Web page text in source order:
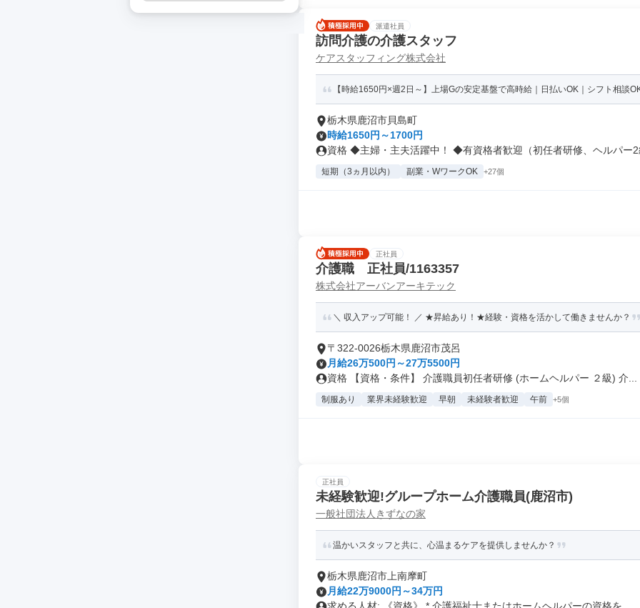
派遣社員
訪問介護の介護スタッフ
ケアスタッフィング株式会社
【時給1650円×週2日～】上場Gの安定基盤で高時給｜日払いOK｜シフト相談
栃木県鹿沼市貝島町
時給1650円～1700円
資格 ◆主婦・主夫活躍中！ ◆有資格者歓迎（初任者研修、ヘルパー
短期（3ヵ月以内） 副業・WワークOK +27個
正社員
介護職 正社員/1163357
株式会社アーバンアーキテック
＼ 収入アップ可能！ ／ ★昇給あり！★経験・資格を活かして働きませんか？
〒322-0026栃木県鹿沼市茂呂
月給26万500円～27万5500円
資格 【資格・条件】 介護職員初任者研修 (ホームヘルパー ２級) 介...
制服あり 業界未経験歓迎 早朝 未経験者歓迎 午前 +5個
正社員
未経験歓迎!グループホーム介護職員(鹿沼市)
一般社団法人きずなの家
温かいスタッフと共に、心温まるケアを提供しませんか？
栃木県鹿沼市上南摩町
月給22万9000円～34万円